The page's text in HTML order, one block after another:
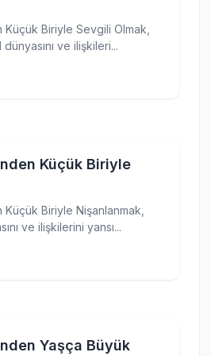
Biriyle Sevgili Olmak,
ve ilişkileri...
Küçük Biriyle
Biriyle Nişanlanmak,
ve ilişkilerini yansı...
Yaşça Büyük